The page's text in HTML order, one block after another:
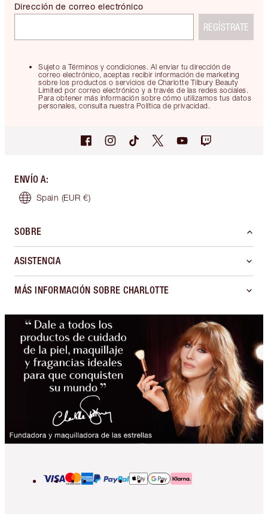
Sujeto a Términos y condiciones. Al enviar tu dirección de
correo electrónico, aceptas recibir información de marketing
sobre los productos o servicios de Charlotte Tilbury Beauty
Limited por correo electrónico y a través de las redes sociales.
Para obtener más información sobre cómo utilizamos tus datos
personales, consulta nuestra Política de privacidad.
Dirección de correo electrónico
REGÍSTRATE
ENVÍO A:
Spain (EUR €)
SOBRE
ASISTENCIA
MÁS INFORMACIÓN SOBRE CHARLOTTE